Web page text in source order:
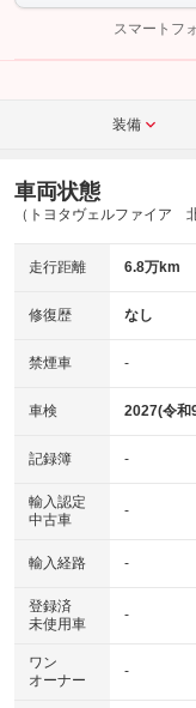
完了してくださ
スマートフ
装備
車両状態
（トヨタヴェルファイア
走行距離 6.8万km
修復歴 なし
禁煙車 -
車検 2027(令和
記録簿 -
輸入認定
中古車
-
輸入経路 -
登録済
未使用車
-
ワン
オーナー
-